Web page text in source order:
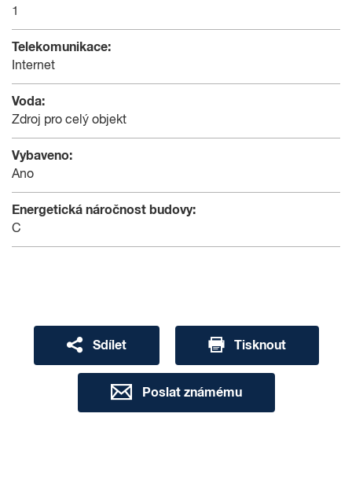
1
Telekomunikace:
Internet
Voda:
Zdroj pro celý objekt
Vybaveno:
Ano
Energetická náročnost budovy:
C
Sdílet Tisknout
Poslat známému